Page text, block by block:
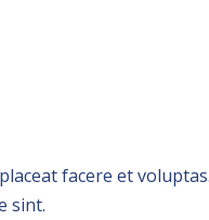
facere et
sint.